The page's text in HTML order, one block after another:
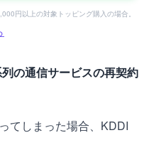
円以上の対象トッピング購入の場合。
の通信サービスの再契約
てしまった場合、KDDI